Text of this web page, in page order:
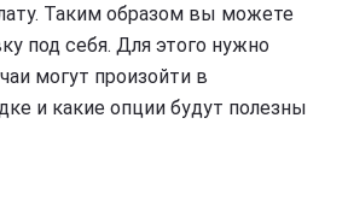
Таким образом вы можете
под себя. Для этого нужно
могут произойти в
и какие опции будут полезны